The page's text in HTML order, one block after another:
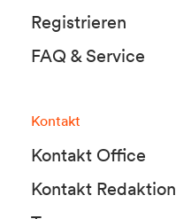
Registrieren
FAQ & Service
Kontakt
Kontakt Office
Kontakt Redaktion